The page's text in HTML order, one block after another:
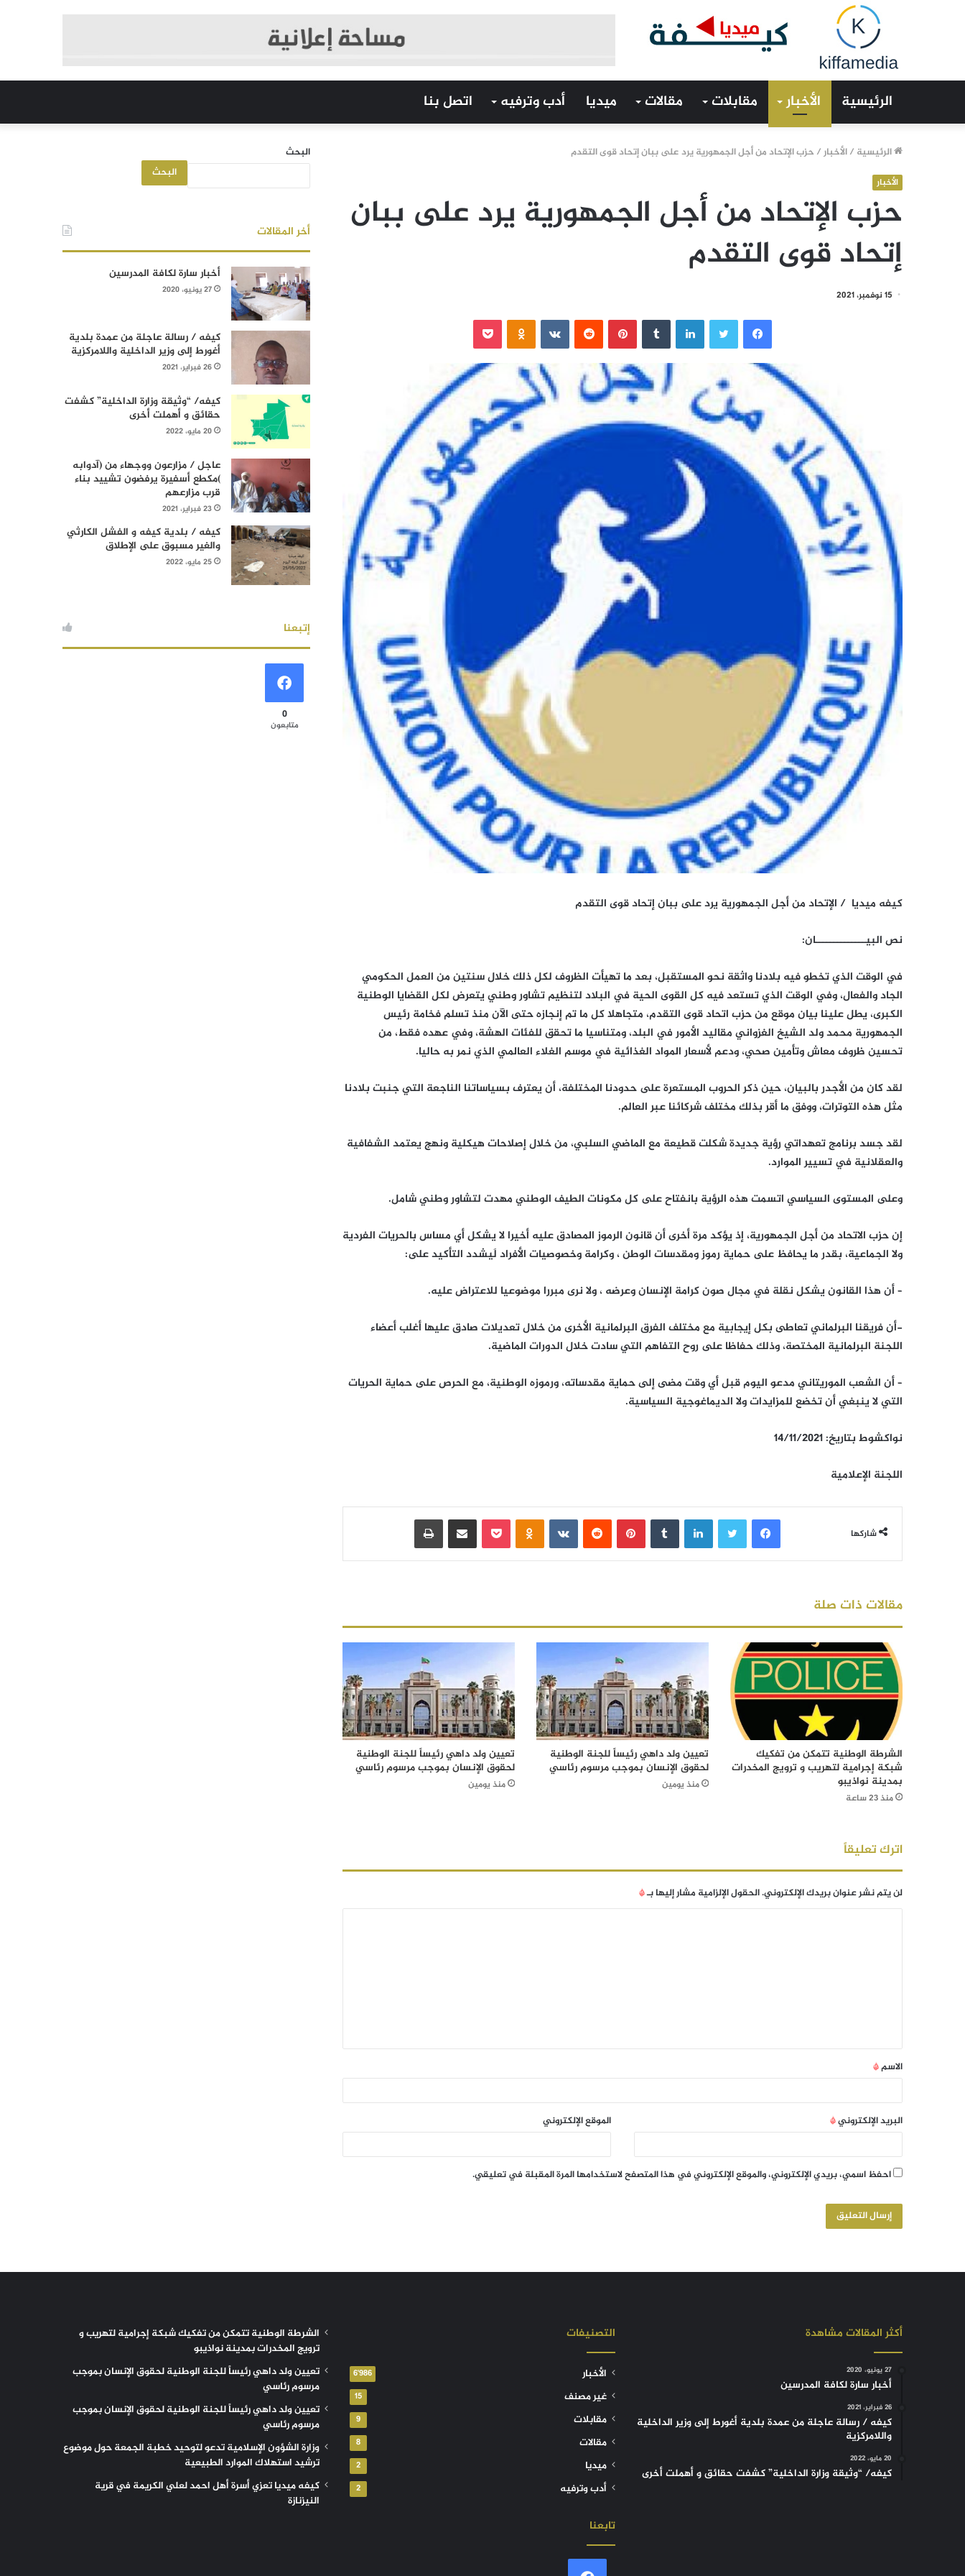
الرئيسية الأخبار مقابلات مقالات ميديا أدب وترفيه اتصل بنا
الرئيسية /الأخبار/ حزب الإتحاد من أجل الجمهورية يرد على ببان إتحاد قوى التقدم
الأخبار
حزب الإتحاد من أجل الجمهورية يرد على ببان
إتحاد قوى التقدم
15 نوفمبر، 2021
فيسبوك لينكدإن بينتيريست
كيفه ميديا / الإتحاد من أجل الجمهورية يرد على ببان إتحاد قوى التقدم
نص البيــــــــــــــان:
في الوقت الذي تخطو فيه بلادنا واثقة نحو المستقبل، بعد ما تهيأت الظروف لكل ذلك خلال سنتين من العمل الحكومي
الجاد والفعال، وفي الوقت الذي تستعد فيه كل القوى الحية في البلاد لتنظيم تشاور وطني يتعرض لكل القضايا الوطنية
الكبرى، يطل علينا بيان موقع من حزب اتحاد قوى التقدم، متجاهلا كل ما تم إنجازه حتى الآن منذ تسلم فخامة رئيس
الجمهورية محمد ولد الشيخ الغزواني مقاليد الأمور في البلد، ومتناسيا ما تحقق للفئات الهشة، وفي عهده فقط، من
تحسين ظروف معاش وتأمين صحي، ودعم لأسعار المواد الغذائية في موسم الغلاء العالمي الذي نمر به حاليا.
لقد كان من الأجدر بالبيان، حين ذكر الحروب المستعرة على حدودنا المختلفة، أن يعترف بسياساتنا الناجعة التي جنبت بلادنا
مثل هذه التوترات، ووفق ما أقر بذلك مختلف شركائنا عبر العالم.
لقد جسد برنامج تعهداتي رؤية جديدة شكلت قطيعة مع الماضي السلبي، من خلال إصلاحات هيكلية ونهج يعتمد الشفافية
والعقلانية في تسيير الموارد.
وعلى المستوى السياسي اتسمت هذه الرؤية بانفتاح على كل مكونات الطيف الوطني مهدت لتشاور وطني شامل.
إن حزب الاتحاد من أجل الجمهورية، إذ يؤكد مرة أخرى أن قانون الرموز المصادق عليه أخيرا لا يشكل أي مساس بالحريات الفردية
ولا الجماعية، بقدر ما يحافظ على حماية رموز ومقدسات الوطن ، وكرامة وخصوصيات الأفراد لَيشدد التأكيد على:
– أن هذا القانون يشكل نقلة في مجال صون كرامة الإنسان وعرضه ، ولا نرى مبررا موضوعيا للاعتراض عليه.
-أن فريقنا البرلماني تعاطى بكل إيجابية مع مختلف الفرق البرلمانية الأخرى من خلال تعديلات صادق عليها أغلب أعضاء
اللجنة البرلمانية المختصة، وذلك حفاظا على روح التفاهم التي سادت خلال الدورات الماضية.
– أن الشعب الموريتاني مدعو اليوم قبل أي وقت مضى إلى حماية مقدساته، ورموزه الوطنية، مع الحرص على حماية الحريات
التي لا ينبغي أن تخضع للمزايدات ولا الديماغوجية السياسية.
نواكشوط بتاريخ: 14/11/2021
اللجنة الإعلامية
شاركها
فيسبوك لينكدإن بينتيريست بوكيت مشاركة عبر البريد
مقالات ذات صلة
الشرطة الوطنية تتمكن من تفكيك
شبكة إجرامية لتهريب و ترويج المخدرات
بمدينة نواذيبو
منذ 23 ساعة
تعيين ولد داهي رئيساً للجنة الوطنية
لحقوق الإنسان بموجب مرسوم رئاسي
منذ يومين
تعيين ولد داهي رئيساً للجنة الوطنية
لحقوق الإنسان بموجب مرسوم رئاسي
منذ يومين
اترك تعليقاً
لن يتم نشر عنوان بريدك الإلكتروني.الحقول الإلزامية مشار إليها بـ*
الاسم*
البريد الإلكتروني* الموقع الإلكتروني
احفظ اسمي، بريدي الإلكتروني، والموقع الإلكتروني في هذا المتصفح لاستخدامها المرة المقبلة في تعليقي.
البحث
البحث
أخر المقالات
أخبار سارة لكافة المدرسين
27 يونيو، 2020
كيفه / رسالة عاجلة من عمدة بلدية
أغورط إلى وزير الداخلية واللامركزية
26 فبراير، 2021
كيفه/ “وثيقة وزارة الداخلية” كشفت
حقائق و أهملت أخرى
20 مايو، 2022
عاجل / مزارعون ووجهاء من (آدوابه
)مكطع أسفيرة يرفضون تشييد بناء
قرب مزارعهم
23 فبراير، 2021
كيفه / بلدية كيفه و الفشل الكارثي
والغير مسبوق على الإطلاق
25 مايو، 2022
إتبعنا
0
متابعون
أكثر المقالات مشاهدة
27 يونيو، 2020
أخبار سارة لكافة المدرسين
26 فبراير، 2021
كيفه / رسالة عاجلة من عمدة بلدية أغورط إلى وزير الداخلية
واللامركزية
20 مايو، 2022
كيفه/ “وثيقة وزارة الداخلية” كشفت حقائق و أهملت أخرى
التصنيفات
الأخبار 6٬986
غير مصنف 15
مقابلات 9
مقالات 8
ميديا 2
أدب وترفيه 2
تابعنا
الشرطة الوطنية تتمكن من تفكيك شبكة إجرامية لتهريب و
ترويج المخدرات بمدينة نواذيبو
تعيين ولد داهي رئيساً للجنة الوطنية لحقوق الإنسان بموجب
مرسوم رئاسي
تعيين ولد داهي رئيساً للجنة الوطنية لحقوق الإنسان بموجب
مرسوم رئاسي
وزارة الشؤون الإسلامية تدعو لتوحيد خطبة الجمعة حول موضوع
ترشيد استهلاك الموارد الطبيعية
كيفه ميديا تعزي أسرة أهل احمد لعلي الكريمة في قرية
النيزنازة